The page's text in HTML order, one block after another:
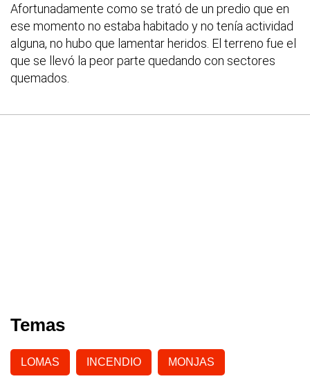
Afortunadamente como se trató de un predio que en
ese momento no estaba habitado y no tenía actividad
alguna, no hubo que lamentar heridos. El terreno fue el
que se llevó la peor parte quedando con sectores
quemados.
Temas
LOMAS INCENDIO MONJAS